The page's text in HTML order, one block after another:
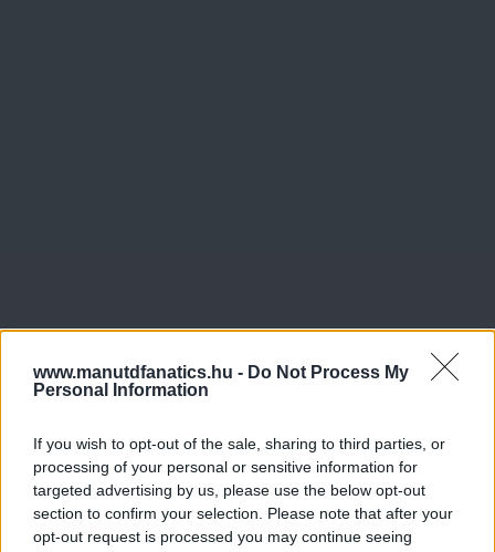
www.manutdfanatics.hu - Do Not Process My
Personal Information
If you wish to opt-out of the sale, sharing to third parties, or
processing of your personal or sensitive information for
targeted advertising by us, please use the below opt-out
section to confirm your selection. Please note that after your
opt-out request is processed you may continue seeing